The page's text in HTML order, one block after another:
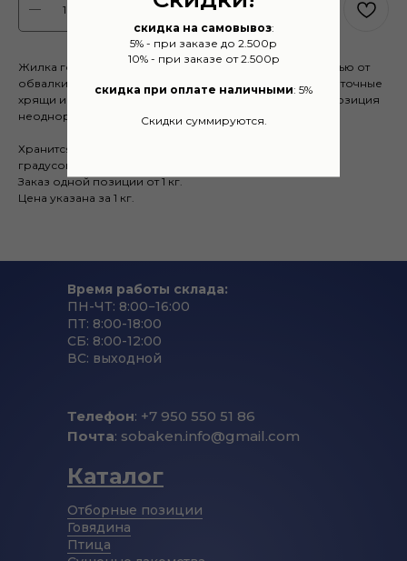
скидка на самовывоз:
5% - при заказе до 2.500р
10% - при заказе от 2.500р
скидка при оплате наличными: 5%
Скидки суммируются.
BUY NOW
Жилка говяжья в замороженном виде с мясной обрезью от
обвалки и жира без костей. Могут присутствовать лопаточные
хрящи и другая обрезь от обвалки/жиловки. Данная позиция
неоднородная по составу.
Хранится в холодильной камере при температуре -18
градусов.
Заказ одной позиции от 1 кг.
Цена указана за 1 кг.
Время работы склада:
ПН-ЧТ: 8:00−16:00
ПТ: 8:00-18:00
СБ: 8:00-12:00
ВС: выходной
Каталог
Отборные позиции
Говядина
Птица
Телефон: +7 950 550 51 86
Почта: sobaken.info@gmail.com